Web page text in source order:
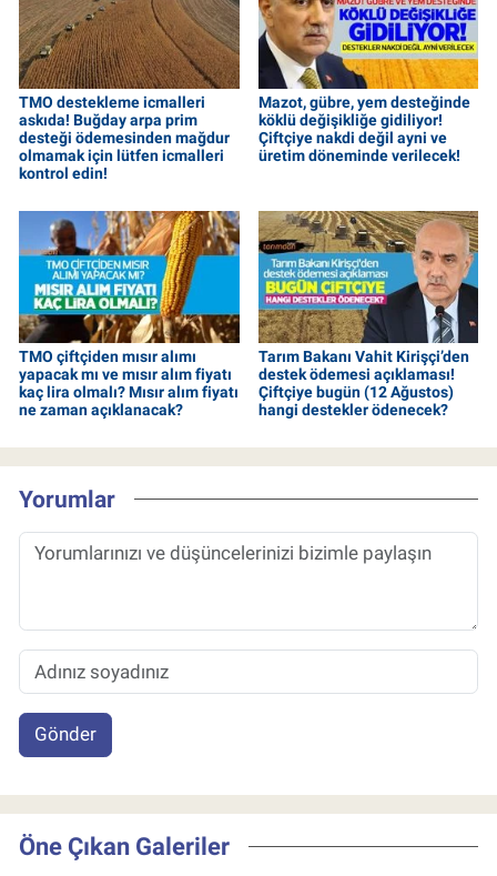
TMO destekleme icmalleri
askıda! Buğday arpa prim
desteği ödemesinden mağdur
olmamak için lütfen icmalleri
kontrol edin!
Mazot, gübre, yem desteğinde
köklü değişikliğe gidiliyor!
Çiftçiye nakdi değil ayni ve
üretim döneminde verilecek!
TMO çiftçiden mısır alımı
yapacak mı ve mısır alım fiyatı
kaç lira olmalı? Mısır alım fiyatı
ne zaman açıklanacak?
Tarım Bakanı Vahit Kirişçi’den
destek ödemesi açıklaması!
Çiftçiye bugün (12 Ağustos)
hangi destekler ödenecek?
Yorumlar
Gönder
Öne Çıkan Galeriler